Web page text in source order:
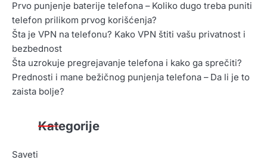
Prvo punjenje baterije telefona – Koliko dugo treba puniti
telefon prilikom prvog korišćenja?
Šta je VPN na telefonu? Kako VPN štiti vašu privatnost i
bezbednost
Šta uzrokuje pregrejavanje telefona i kako ga sprečiti?
Prednosti i mane bežičnog punjenja telefona – Da li je to
zaista bolje?
Kategorije
Saveti